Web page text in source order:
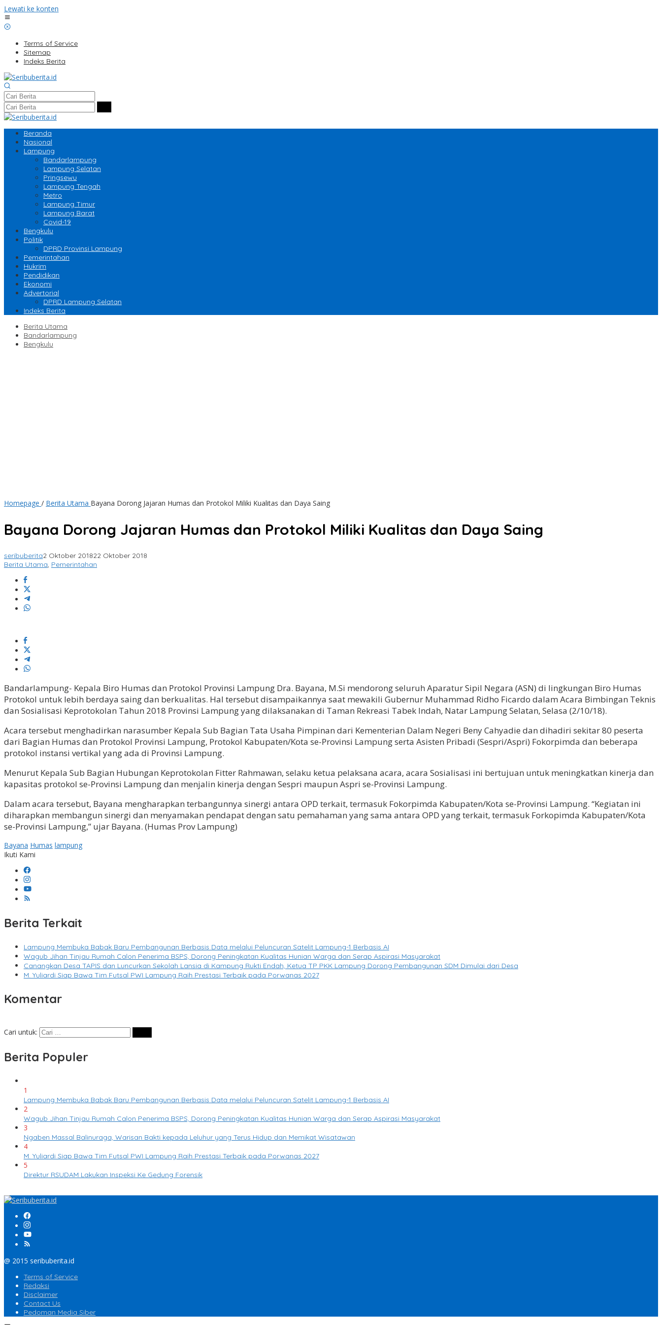
Lewati ke konten
Terms of Service
Sitemap
Indeks Berita
Beranda
Nasional
Lampung
Bandarlampung
Lampung Selatan
Pringsewu
Lampung Tengah
Metro
Lampung Timur
Lampung Barat
Covid-19
Bengkulu
Politik
DPRD Provinsi Lampung
Pemerintahan
Hukrim
Pendidikan
Ekonomi
Advertorial
DPRD Lampung Selatan
Indeks Berita
Berita Utama
Bandarlampung
Bengkulu
Homepage / Berita Utama Bayana Dorong Jajaran Humas dan Protokol Miliki Kualitas dan Daya Saing
Bayana Dorong Jajaran Humas dan Protokol Miliki Kualitas dan Daya Saing
seribuberita2 Oktober 201822 Oktober 2018
Berita Utama, Pemerintahan
Bandarlampung- Kepala Biro Humas dan Protokol Provinsi Lampung Dra. Bayana, M.Si mendorong seluruh Aparatur Sipil Negara (ASN) di lingkungan Biro Humas
Protokol untuk lebih berdaya saing dan berkualitas. Hal tersebut disampaikannya saat mewakili Gubernur Muhammad Ridho Ficardo dalam Acara Bimbingan Teknis
dan Sosialisasi Keprotokolan Tahun 2018 Provinsi Lampung yang dilaksanakan di Taman Rekreasi Tabek Indah, Natar Lampung Selatan, Selasa (2/10/18).
Acara tersebut menghadirkan narasumber Kepala Sub Bagian Tata Usaha Pimpinan dari Kementerian Dalam Negeri Beny Cahyadie dan dihadiri sekitar 80 peserta
dari Bagian Humas dan Protokol Provinsi Lampung, Protokol Kabupaten/Kota se-Provinsi Lampung serta Asisten Pribadi (Sespri/Aspri) Fokorpimda dan beberapa
protokol instansi vertikal yang ada di Provinsi Lampung.
Menurut Kepala Sub Bagian Hubungan Keprotokolan Fitter Rahmawan, selaku ketua pelaksana acara, acara Sosialisasi ini bertujuan untuk meningkatkan kinerja dan
kapasitas protokol se-Provinsi Lampung dan menjalin kinerja dengan Sespri maupun Aspri se-Provinsi Lampung.
Dalam acara tersebut, Bayana mengharapkan terbangunnya sinergi antara OPD terkait, termasuk Fokorpimda Kabupaten/Kota se-Provinsi Lampung. “Kegiatan ini
diharapkan membangun sinergi dan menyamakan pendapat dengan satu pemahaman yang sama antara OPD yang terkait, termasuk Forkopimda Kabupaten/Kota
se-Provinsi Lampung,” ujar Bayana. (Humas Prov Lampung)
Bayana Humas lampung
Ikuti Kami
Berita Terkait
Lampung Membuka Babak Baru Pembangunan Berbasis Data melalui Peluncuran Satelit Lampung-1 Berbasis AI
Wagub Jihan Tinjau Rumah Calon Penerima BSPS, Dorong Peningkatan Kualitas Hunian Warga dan Serap Aspirasi Masyarakat
Canangkan Desa TAPIS dan Luncurkan Sekolah Lansia di Kampung Rukti Endah, Ketua TP PKK Lampung Dorong Pembangunan SDM Dimulai dari Desa
M. Yuliardi Siap Bawa Tim Futsal PWI Lampung Raih Prestasi Terbaik pada Porwanas 2027
Komentar
Cari untuk:
Berita Populer
1
Lampung Membuka Babak Baru Pembangunan Berbasis Data melalui Peluncuran Satelit Lampung-1 Berbasis AI
2
Wagub Jihan Tinjau Rumah Calon Penerima BSPS, Dorong Peningkatan Kualitas Hunian Warga dan Serap Aspirasi Masyarakat
3
Ngaben Massal Balinuraga, Warisan Bakti kepada Leluhur yang Terus Hidup dan Memikat Wisatawan
4
M. Yuliardi Siap Bawa Tim Futsal PWI Lampung Raih Prestasi Terbaik pada Porwanas 2027
5
Direktur RSUDAM Lakukan Inspeksi Ke Gedung Forensik
@ 2015 seribuberita.id
Terms of Service
Redaksi
Disclaimer
Contact Us
Pedoman Media Siber